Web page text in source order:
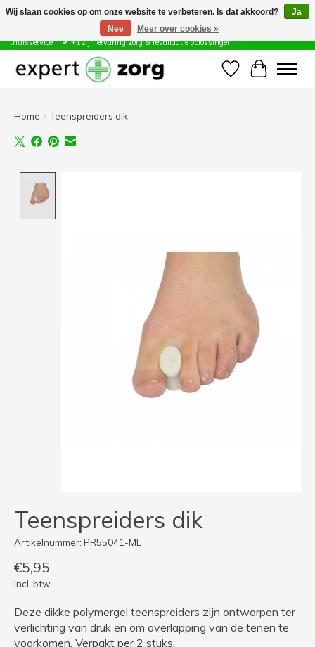
Zorg & Revalidatie Hulpmiddelen ✔ Eigen technische dienst &
thuisservice* ✔ +12 jr. ervaring zorg & revalidatie oplossingen
Verlanglijst
Home / Teenspreiders dik
Teenspreiders dik
Artikelnummer: PR55041-ML
€5,95
Incl. btw
Deze dikke polymergel teenspreiders zijn ontworpen ter
verlichting van druk en om overlapping van de tenen te
voorkomen. Verpakt per 2 stuks.
Wij slaan cookies op om onze website te verbeteren. Is dat akkoord?
Ja
Nee
Meer over cookies »